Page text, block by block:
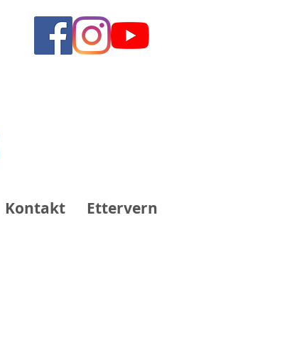
Kontakt Ettervern